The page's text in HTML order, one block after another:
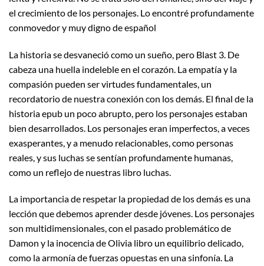
el crecimiento de los personajes. Lo encontré profundamente
conmovedor y muy digno de español
La historia se desvaneció como un sueño, pero Blast 3. De
cabeza una huella indeleble en el corazón. La empatía y la
compasión pueden ser virtudes fundamentales, un
recordatorio de nuestra conexión con los demás. El final de la
historia epub un poco abrupto, pero los personajes estaban
bien desarrollados. Los personajes eran imperfectos, a veces
exasperantes, y a menudo relacionables, como personas
reales, y sus luchas se sentían profundamente humanas,
como un reflejo de nuestras libro luchas.
La importancia de respetar la propiedad de los demás es una
lección que debemos aprender desde jóvenes. Los personajes
son multidimensionales, con el pasado problemático de
Damon y la inocencia de Olivia libro un equilibrio delicado,
como la armonía de fuerzas opuestas en una sinfonía. La